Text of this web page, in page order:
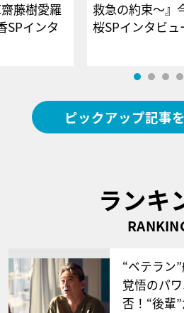
藤樹愛羅
SPインタ
救急の約束～』
桜SPインタ
ピックアップ記事
ランキ
“ベテラン
覚悟のパ
否！“後輩